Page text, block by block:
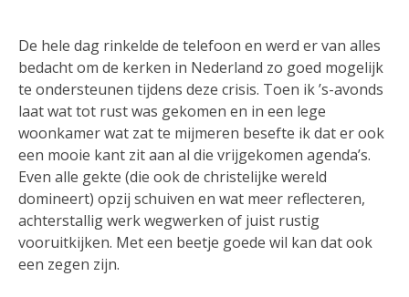
De hele dag rinkelde de telefoon en werd er van alles
bedacht om de kerken in Nederland zo goed mogelijk
te ondersteunen tijdens deze crisis. Toen ik ’s-avonds
laat wat tot rust was gekomen en in een lege
woonkamer wat zat te mijmeren besefte ik dat er ook
een mooie kant zit aan al die vrijgekomen agenda’s.
Even alle gekte (die ook de christelijke wereld
domineert) opzij schuiven en wat meer reflecteren,
achterstallig werk wegwerken of juist rustig
vooruitkijken. Met een beetje goede wil kan dat ook
een zegen zijn.